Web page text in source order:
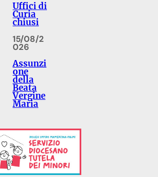
Uffici di
Curia
chiusi
15/08/2
026
Assunzi
one
della
Beata
Vergine
Maria